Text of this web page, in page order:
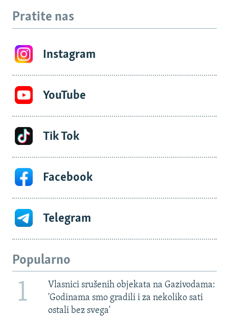
Pratite nas
Instagram
YouTube
Tik Tok
Facebook
Telegram
Popularno
1
Vlasnici srušenih objekata na Gazivodama:
'Godinama smo gradili i za nekoliko sati
ostali bez svega'